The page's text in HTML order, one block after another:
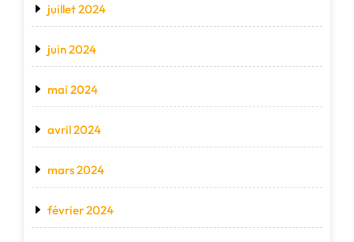
juillet 2024
juin 2024
mai 2024
avril 2024
mars 2024
février 2024